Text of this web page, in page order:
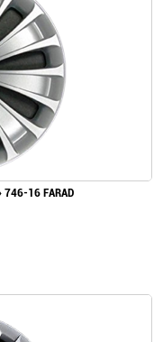
746-16 FARAD